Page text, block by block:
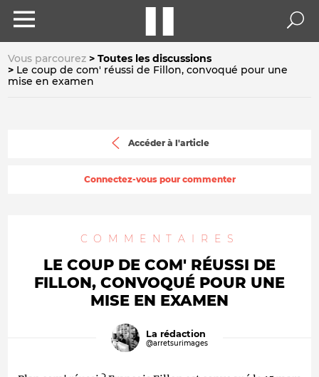
Vous parcourez
Toutes les discussions
Le coup de com' réussi de Fillon, convoqué pour une
mise en examen
Accéder à l'article
Connectez-vous pour commenter
COMMENTAIRES
LE COUP DE COM' RÉUSSI DE
FILLON, CONVOQUÉ POUR UNE
MISE EN EXAMEN
La rédaction
@arretsurimages